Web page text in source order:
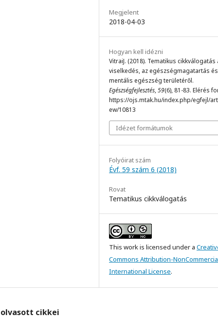
Megjelent
2018-04-03
Hogyan kell idézni
VitraiJ. (2018). Tematikus cikkválogatás
viselkedés, az egészségmagatartás
mentális egészség területéről.
Egészségfejlesztés,59(6), 81-83. Elérés
https://ojs.mtak.hu/index.php/egfejl/
ew/10813
Idézet formátumok
Folyóirat szám
Évf. 59 szám 6 (2018)
Rovat
Tematikus cikkválogatás
This work is licensed under a
Commons Attribution-
International License.
cikkei